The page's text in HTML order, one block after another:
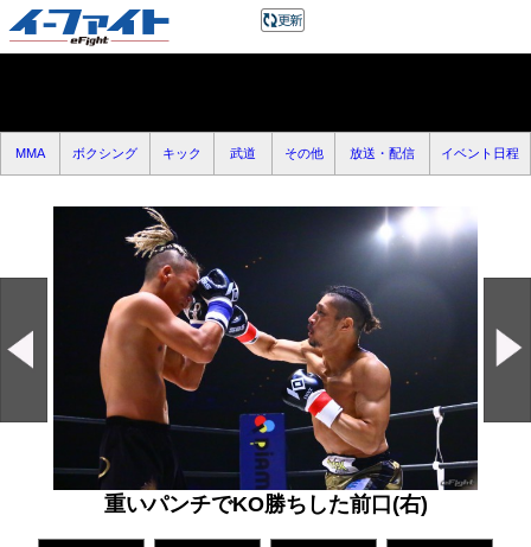
MMA ボクシング キック 武道 その他 放送・配信 イベント日程
重いパンチでKO勝ちした前口(右)